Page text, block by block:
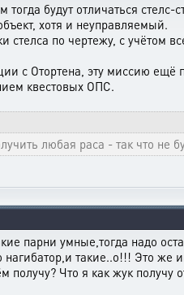
тогда будут отличаться
хотя и неуправляемый.
стелса по чертежу, с
с Отортена, эту миссию
квестовых ОПС.
любая раса - так что не
парни умные,тогда надо
нагибатор,и такие..о!!! Это
получу? Что я как жук